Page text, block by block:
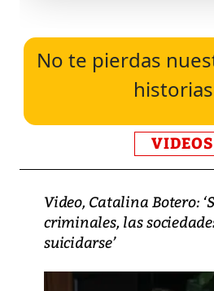
No te pierdas
historias
VIDEOS
Video, Catalina Botero:
criminales, las
suicidarse’